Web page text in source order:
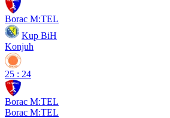
Borac M:TEL
Kup BiH
Konjuh
25 : 24
Borac M:TEL
Borac M:TEL